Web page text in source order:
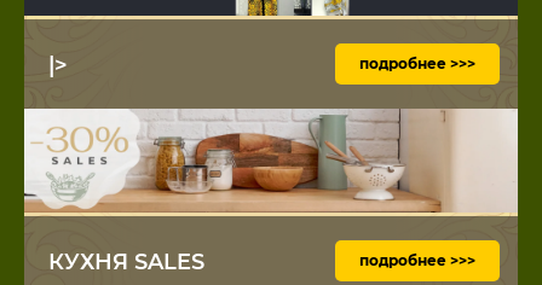
|> подробнее >>>
КУХНЯ SALES подробнее >>>